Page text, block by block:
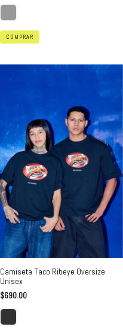
COMPRAR
Camiseta Taco Ribeye Oversize
Unisex
$690.00